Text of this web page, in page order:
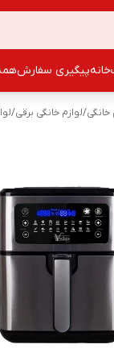
خانهپیگیری سفارش
خانگی/لوازم خانگی برقی/